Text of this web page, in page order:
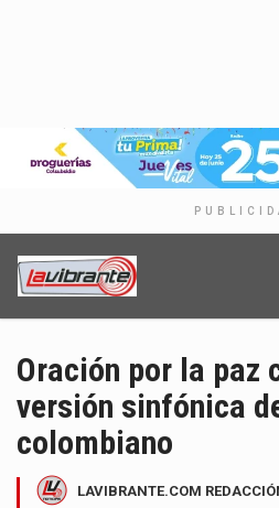
Oración por la paz
versión sinfónica
colombiano
LAVIBRANTE.COM